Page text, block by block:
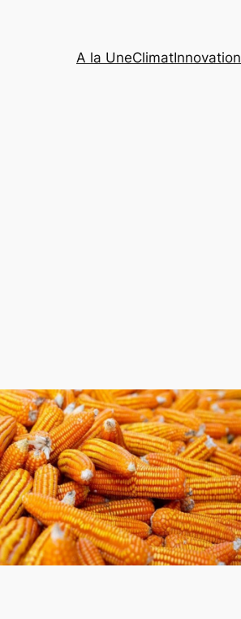
A la UneClimatInnovation